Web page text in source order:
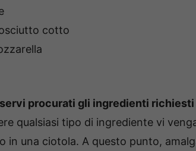
cotto
procurati gli ingredienti richiesti
qualsiasi tipo di ingrediente vi
in una ciotola. A questo punto,